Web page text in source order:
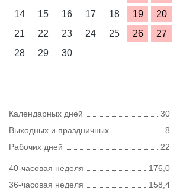
14
15 16 17 18 19
20
21
22 23 24 25 26
27
28
29 30
Календарных дней
30
Выходных и праздничных
8
Рабочих дней
22
40-часовая неделя
176,0
36-часовая неделя
158,4